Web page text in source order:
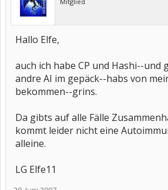
Hallo Elfe,
auch ich habe CP und Hashi--und
andre AI im gepäck--habs von
bekommen--grins.
Da gibts auf alle Fälle
kommt leider nicht eine
alleine.
LG Elfe11